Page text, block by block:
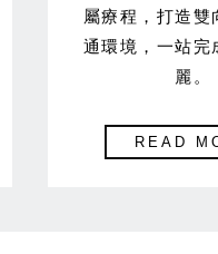
屬療程，打造雙
通環境，一站完
麗。
READ